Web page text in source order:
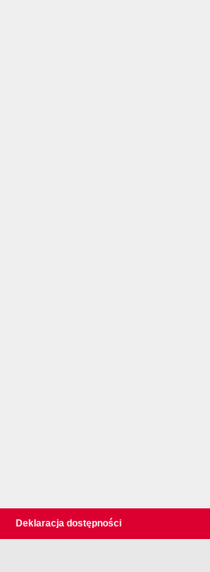
Deklaracja dostępności